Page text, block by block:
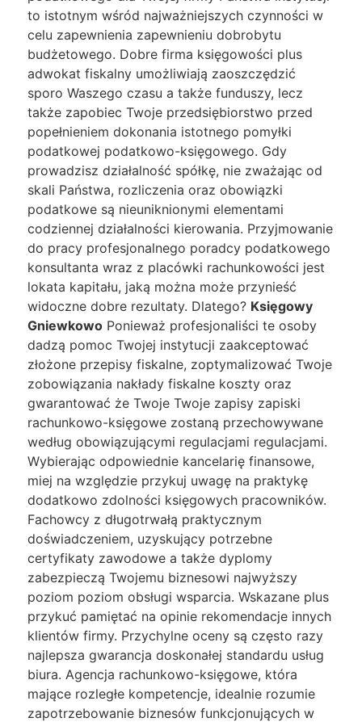
to istotnym wśród najważniejszych czynności w
celu zapewnienia zapewnieniu dobrobytu
budżetowego. Dobre firma księgowości plus
adwokat fiskalny umożliwiają zaoszczędzić
sporo Waszego czasu a także funduszy, lecz
także zapobiec Twoje przedsiębiorstwo przed
popełnieniem dokonania istotnego pomyłki
podatkowej podatkowo-księgowego. Gdy
prowadzisz działalność spółkę, nie zważając od
skali Państwa, rozliczenia oraz obowiązki
podatkowe są nieuniknionymi elementami
codziennej działalności kierowania. Przyjmowanie
do pracy profesjonalnego poradcy podatkowego
konsultanta wraz z placówki rachunkowości jest
lokata kapitału, jaką można może przynieść
widoczne dobre rezultaty. Dlatego? Księgowy
Gniewkowo Ponieważ profesjonaliści te osoby
dadzą pomoc Twojej instytucji zaakceptować
złożone przepisy fiskalne, zoptymalizować Twoje
zobowiązania nakłady fiskalne koszty oraz
gwarantować że Twoje Twoje zapisy zapiski
rachunkowo-księgowe zostaną przechowywane
według obowiązującymi regulacjami regulacjami.
Wybierając odpowiednie kancelarię finansowe,
miej na względzie przykuj uwagę na praktykę
dodatkowo zdolności księgowych pracowników.
Fachowcy z długotrwałą praktycznym
doświadczeniem, uzyskujący potrzebne
certyfikaty zawodowe a także dyplomy
zabezpieczą Twojemu biznesowi najwyższy
poziom poziom obsługi wsparcia. Wskazane plus
przykuć pamiętać na opinie rekomendacje innych
klientów firmy. Przychylne oceny są często razy
najlepsza gwarancja doskonałej standardu usług
biura. Agencja rachunkowo-księgowe, która
mające rozległe kompetencje, idealnie rozumie
zapotrzebowanie biznesów funkcjonujących w